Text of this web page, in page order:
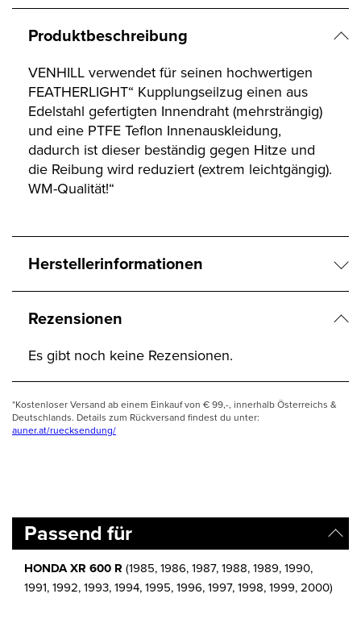
Produktbeschreibung
VENHILL verwendet für seinen hochwertigen
FEATHERLIGHT“ Kupplungseilzug einen aus
Edelstahl gefertigten Innendraht (mehrsträngig)
und eine PTFE Teflon Innenauskleidung,
dadurch ist dieser beständig gegen Hitze und
die Reibung wird reduziert (extrem leichtgängig).
WM-Qualität!“
Herstellerinformationen
Rezensionen
Es gibt noch keine Rezensionen.
*Kostenloser Versand ab einem Einkauf von € 99,-, innerhalb Österreichs &
Deutschlands. Details zum Rückversand findest du unter:
auner.at/ruecksendung/
Passend für
HONDA XR 600 R (1985, 1986, 1987, 1988, 1989, 1990,
1991, 1992, 1993, 1994, 1995, 1996, 1997, 1998, 1999, 2000)